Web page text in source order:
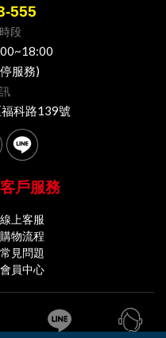
555
段
服務)
科路139號
客戶服務
線上客服
購物流程
常見問題
會員中心